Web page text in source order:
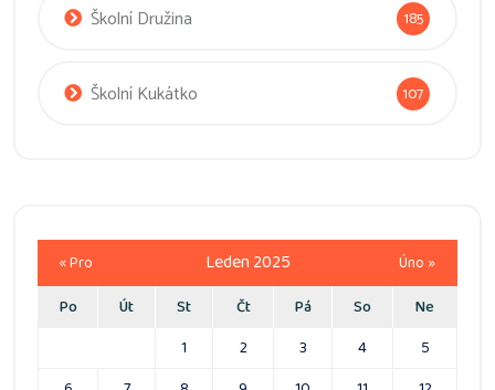
Školní Družina 185
Školní Kukátko 107
Leden 2025
Po Út St Čt Pá So
Ne
1
2 3 4
5
« Pro Úno »